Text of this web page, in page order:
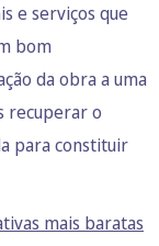
e serviços que
bom
da obra a uma
recuperar o
para constituir
mais baratas